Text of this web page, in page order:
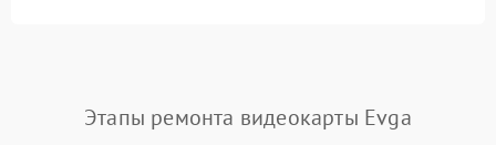
Этапы ремонта видеокарты Evga